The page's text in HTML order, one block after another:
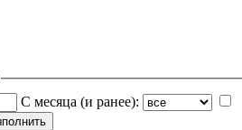
С месяца (и ранее):